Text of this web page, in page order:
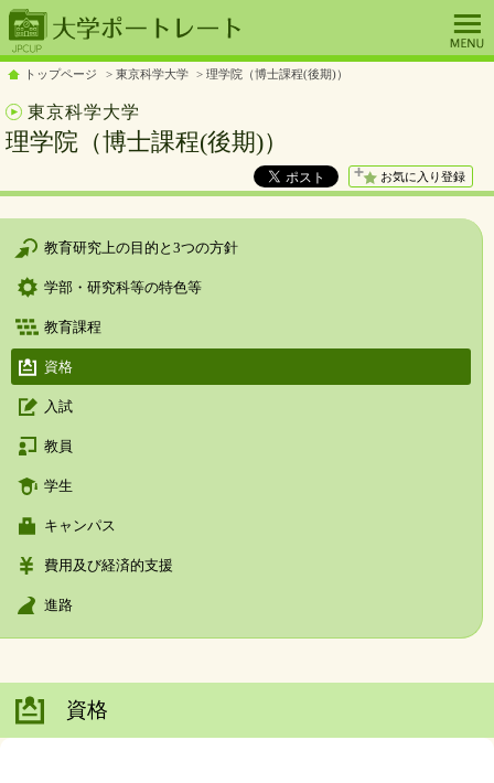
トップページ 東京科学大学 理学院（博士課程(後期)）
東京科学大学
理学院（博士課程(後期)）
お気に入り登録
教育研究上の目的と3つの方針
学部・研究科等の特色等
教育課程
資格
入試
教員
学生
キャンパス
費用及び経済的支援
進路
資格